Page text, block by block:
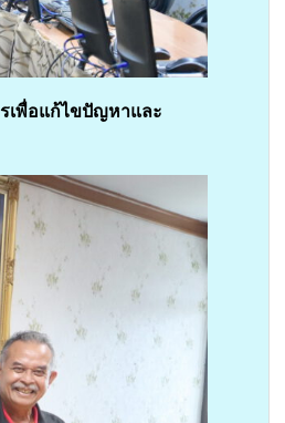
เพื่อแก้ไขปัญหาและ